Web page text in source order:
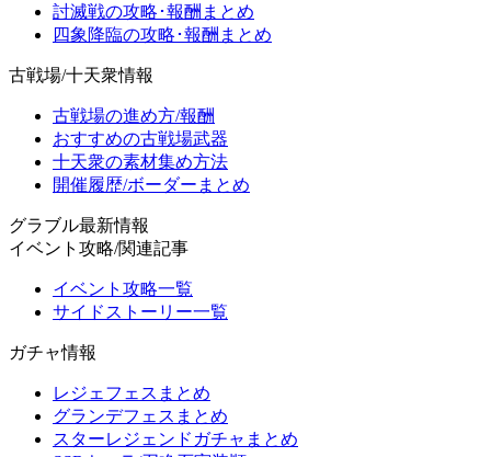
討滅戦の攻略･報酬まとめ
四象降臨の攻略･報酬まとめ
古戦場/十天衆情報
古戦場の進め方/報酬
おすすめの古戦場武器
十天衆の素材集め方法
開催履歴/ボーダーまとめ
グラブル最新情報
イベント攻略/関連記事
イベント攻略一覧
サイドストーリー一覧
ガチャ情報
レジェフェスまとめ
グランデフェスまとめ
スターレジェンドガチャまとめ